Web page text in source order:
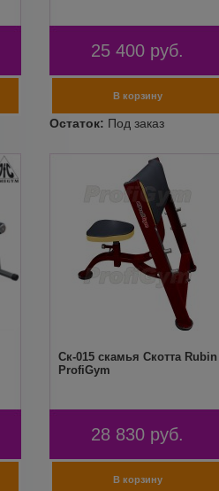
25 400 руб.
Ск-015 скамья Скотта Rubin
ProfiGym
28 830 руб.